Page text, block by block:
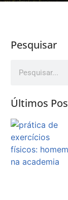
Pesquisar
Últimos